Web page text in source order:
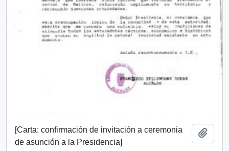
[Carta: confirmación de invitación a ceremonia
de asunción a la Presidencia]